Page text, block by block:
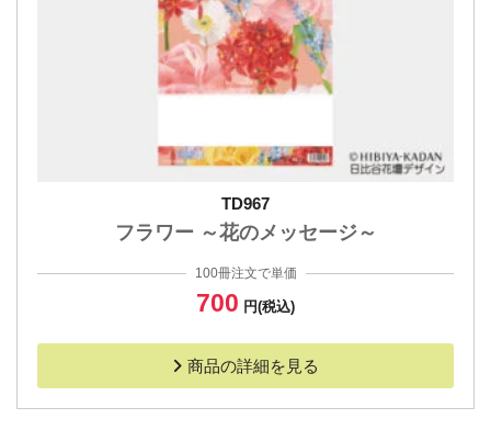
TD967
フラワー ～花のメッセージ～
100冊注文で単価
700 円(税込)
商品の詳細を見る